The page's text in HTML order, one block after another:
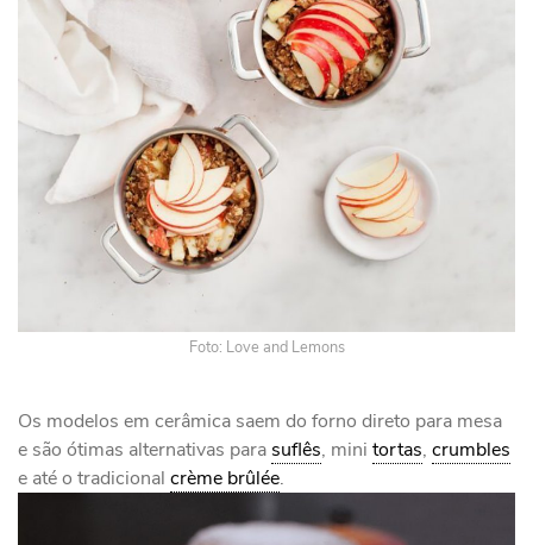
Foto: Love and Lemons
Os modelos em cerâmica saem do forno direto para mesa
e são ótimas alternativas parasuflês, mini tortas, crumbles
e até o tradicional crème brûlée.